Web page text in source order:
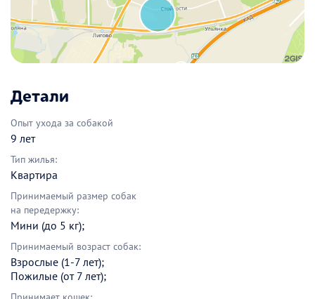
Детали
Опыт ухода за собакой
9 лет
Тип жилья:
Квартира
Принимаемый размер собак
на передержку:
Мини (до 5 кг);
Принимаемый возраст собак:
Взрослые (1-7 лет);
Пожилые (от 7 лет);